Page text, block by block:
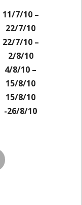
11/7/10 –
22/7/10
22/7/10 –
2/8/10
4/8/10 –
15/8/10
15/8/10
-26/8/10